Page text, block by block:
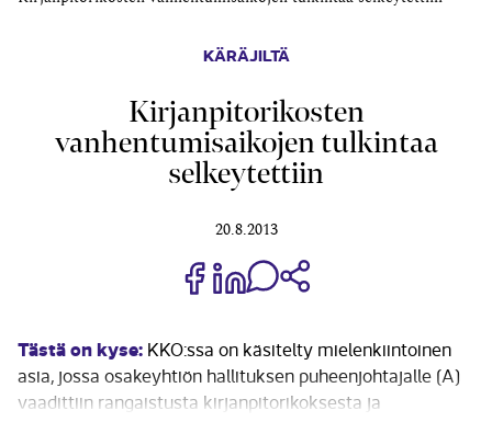
KÄRÄJILTÄ
Kirjanpitorikosten
vanhentumisaikojen tulkintaa
selkeytettiin
20.8.2013
Jaa Share on Facebook
Jaa Share on LinkedIn
Jaa WhatsApp-viestinä
Tästä on kyse: KKO:ssa on käsitelty mielenkiintoinen
asia, jossa osakeyhtiön hallituksen puheen­johtajalle (A)
vaadittiin rangaistusta kirjanpitorikoksesta ja